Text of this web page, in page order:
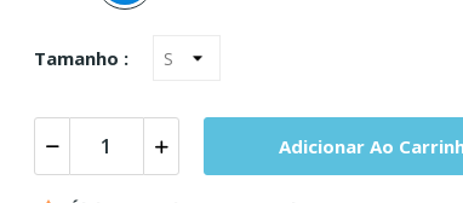
Tamanho :
Adicionar Ao